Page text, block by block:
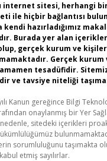
internet sitesi, herhangi
ile hiçbir bağlantısı
kendi hazırladığımız
Burada yer alan
gerçek kurum ve
Gerçek
tesadüfidir.
ve tavsiye niteliği
Kanun gereğince Bilgi
onaylanmış bir Yer
sitedeki içerikleri
sorumluluğunu taşımakta
etmiş sayılırlar.